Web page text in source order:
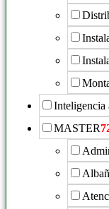
Inteligencia
MASTER